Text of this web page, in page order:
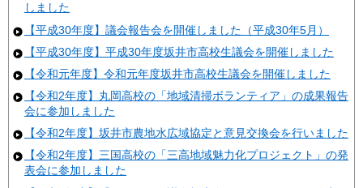
しました
【平成30年度】議会報告会を開催しました（平成30年5月）
【平成30年度】平成30年度坂井市高校生議会を開催しました
【令和元年度】令和元年度坂井市高校生議会を開催しました
【令和2年度】丸岡高校の「地域清掃ボランティア」の成果報告
会に参加しました
【令和2年度】坂井市農地水広域協定と意見交換会を行いました
【令和2年度】三国高校の「三高地域魅力化プロジェクト」の発
表会に参加しました